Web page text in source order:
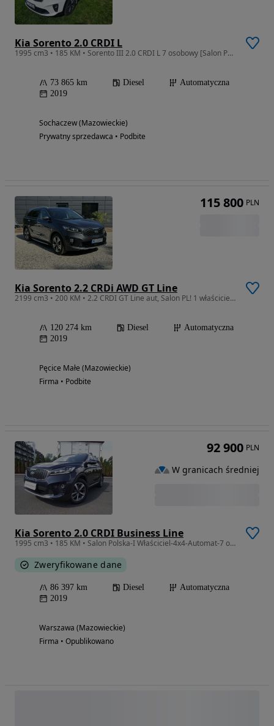
Kia Sorento 2.0 CRDI L
1995 cm3 • 185 KM • Sorento III 2.0 CRDI L 7 osobowy [Salon Polska]
73 865 km Diesel
Automatyczna
2019
Sochaczew (Mazowieckie)
Prywatny sprzedawca • Podbite
Kia Sorento 2.2 CRDi AWD GT Line
2199 cm3 • 200 KM • 2.2 CRDI GT Line aut, Salon PL! 1 właściciel! FV!
120 274 km Diesel
Automatyczna
2019
Pęcice Małe (Mazowieckie)
Firma • Podbite
115 800 PLN
Kia Sorento 2.0 CRDI Business Line
1995 cm3 • 185 KM • Salon Polska-I Właściciel-4x4-Automat-7 osobowy-Auto z Gwarancją
Zweryfikowane dane
86 397 km Diesel
Automatyczna
2019
Warszawa (Mazowieckie)
Firma • Opublikowano
92 900 PLN
W granicach średniej